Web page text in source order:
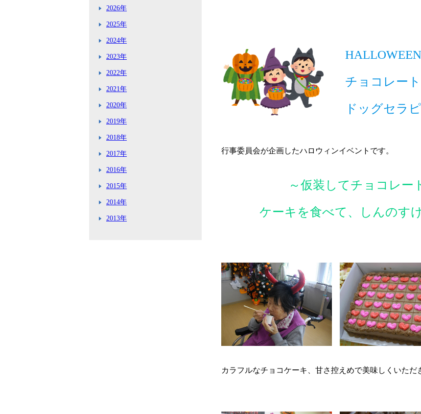
2026年
2025年
2024年
2023年
2022年
2021年
2020年
2019年
2018年
2017年
2016年
2015年
2014年
2013年
HALLOWEEN
チョコレー
ドッグセラ
行事委員会が企画したハロウィンイベントです。
～仮装してチョコレー
ケーキを食べて、しんのす
カラフルなチョコケーキ、甘さ控えめで美味しくいただ